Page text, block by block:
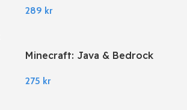
289 kr
Minecraft: Java & Bedrock
275 kr